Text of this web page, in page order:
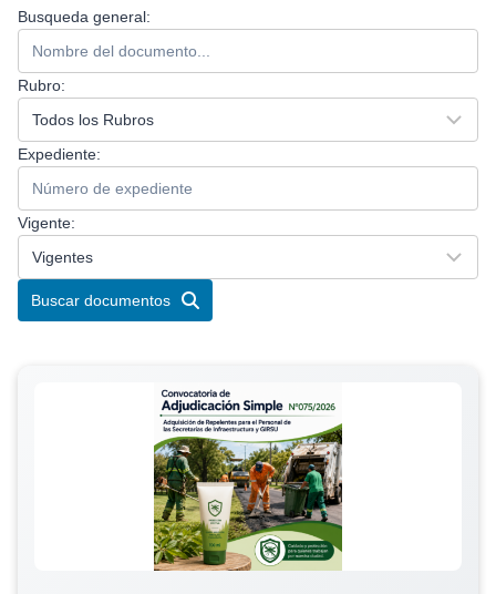
Busqueda general:
Rubro:
Expediente:
Vigente:
Buscar documentos